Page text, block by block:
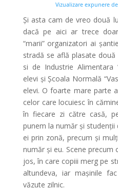
Vizualizare expunere
Și asta cam de vreo două
dacă pe aici ar trece
“marii” organizatori ai
stradă se află plasate
si de Industrie Alimentara
elevi și Școala Normală
elevi. O foarte mare parte
celor care locuiesc în
în fiecare zi către casă,
punem la număr și studenții
ei prin zonă, precum și
număr și eu. Scene
jos, în care copiii merg pe
altundeva, iar mașinile
văzute zilnic.